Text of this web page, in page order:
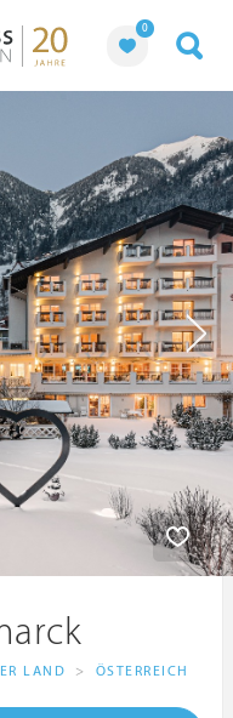
0
LAND > ÖSTERREICH